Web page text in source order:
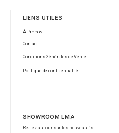
LIENS UTILES
À Propos
Contact
Conditions Générales de Vente
Politique de confidentialité
SHOWROOM LMA
Restez au jour sur les nouveautés !